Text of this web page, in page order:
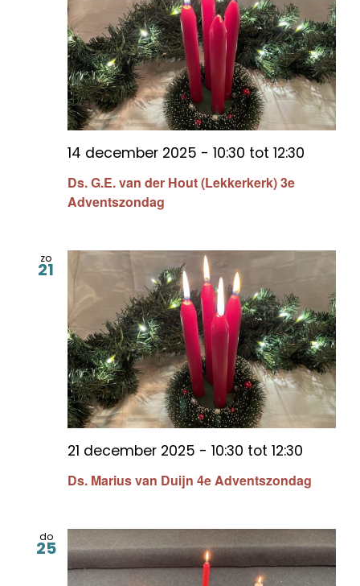
Ds. G.E. van der Hout (Lekkerkerk) 3e
Adventszondag
14 december 2025 - 10:30 tot 12:30
zo
21
Ds. Marius van Duijn 4e Adventszondag
21 december 2025 - 10:30 tot 12:30
do
25